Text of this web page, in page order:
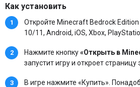
Как установить
Откройте Minecraft Bedrock
10/11, Android, iOS, Xbox,
Нажмите кнопку«Открыть в
запустит игру и откроет страницу
В игре нажмите «Купить».